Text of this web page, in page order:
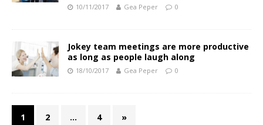
10/11/2017 Gea Peper 0
Jokey team meetings are more productive
as long as people laugh along
18/10/2017 Gea Peper 0
1 2 … 4 »